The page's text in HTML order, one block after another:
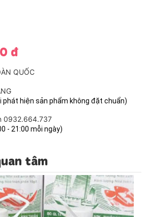
đ
QUỐC
phát hiện sản phẩm không đặt chuẩn)
0932.664.737
- 21:00 mỗi ngày)
tâm